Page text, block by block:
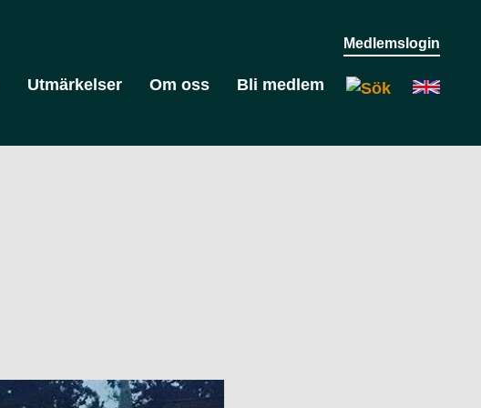
Medlemslogin
Utmärkelser Om oss Bli medlem